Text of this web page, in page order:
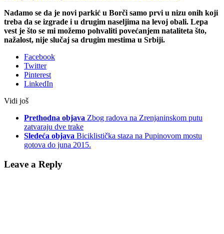
Nadamo se da je novi parkić u Borči samo prvi u nizu onih koji
treba da se izgrade i u drugim naseljima na levoj obali. Lepa
vest je što se mi možemo pohvaliti povećanjem nataliteta što,
nažalost, nije slučaj sa drugim mestima u Srbiji.
Facebook
Twitter
Pinterest
LinkedIn
Vidi još
Prethodna objava Zbog radova na Zrenjaninskom putu
zatvaraju dve trake
Sledeća objava Biciklistička staza na Pupinovom mostu
gotova do juna 2015.
Leave a Reply